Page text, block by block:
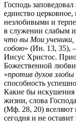
Господь
единство
незлобивыми и
в служении слабым
что вы Мои
собою» (Ин. 13, 35),
Иисус Христос.
Божественной
«против духов
способность
Какие бы искушения
жизни, слова
(Мф. 28, 20) вселяют
сегодня и не